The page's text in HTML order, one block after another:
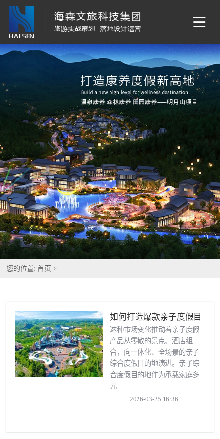
您的位置: 首页 >
如何打造爆款亲子度假目
的地？
这种市场变化推动着亲子度假
产品从零散的景点、酒店组
合，向一体化、全场景的亲子
综合度假目的地演进。亲子综
合度假目的地作为承载家庭多
元...
2026-03-25 16:36